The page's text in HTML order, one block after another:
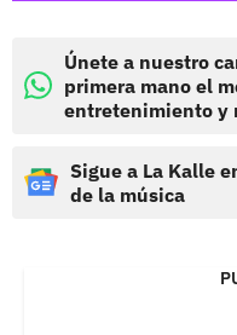
Únete a nuestro
primera mano el
entretenimiento y
Sigue a La Kalle
de la música